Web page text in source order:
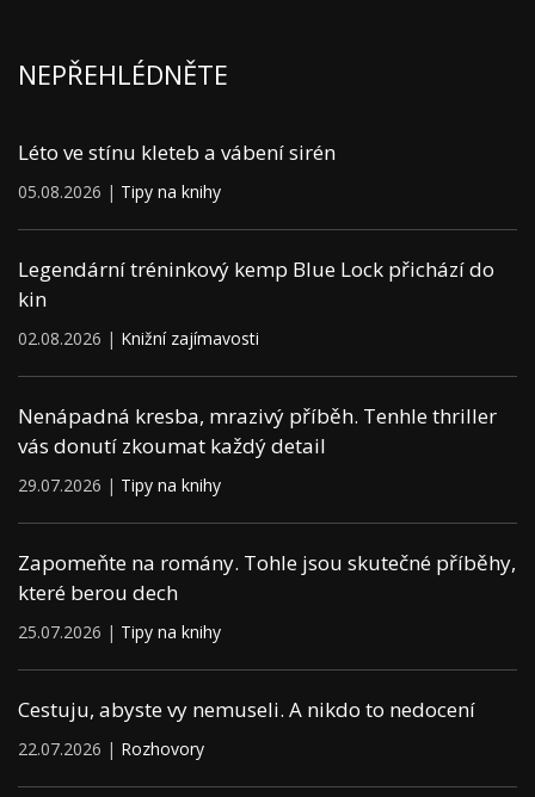
NEPŘEHLÉDNĚTE
Léto ve stínu kleteb a vábení sirén
05.08.2026 | Tipy na knihy
Legendární tréninkový kemp Blue Lock přichází do
kin
02.08.2026 | Knižní zajímavosti
Nenápadná kresba, mrazivý příběh. Tenhle thriller
vás donutí zkoumat každý detail
29.07.2026 | Tipy na knihy
Zapomeňte na romány. Tohle jsou skutečné příběhy,
které berou dech
25.07.2026 | Tipy na knihy
Cestuju, abyste vy nemuseli. A nikdo to nedocení
22.07.2026 | Rozhovory